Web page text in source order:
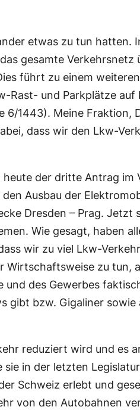
etwas zu tun hatten.
gesamte Verkehrsnetz
führt zu einem
Rast- und Parkplätze auf
1443). Meine Fraktion,
dass wir den Lkw-
der dritte Antrag im
Ausbau der
Dresden – Prag.
Wie gesagt, haben
wir zu viel Lkw-
zu tun,
des Gewerbes
gibt bzw. Gigaliner
reduziert wird und es
in der letzten
Schweiz erlebt und
von den Autobahnen